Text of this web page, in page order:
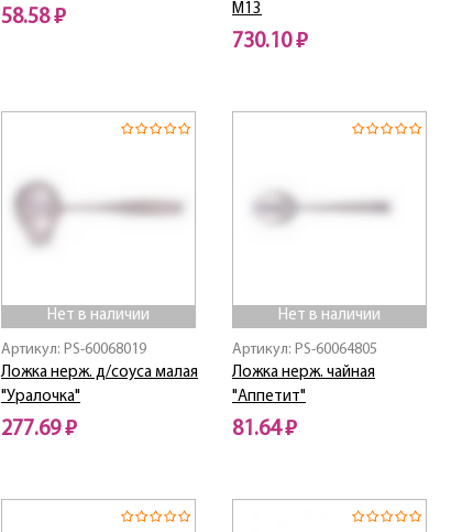
58.58 ₽
М13
730.10 ₽
Нет в наличии
Артикул: PS-60068019
Ложка нерж. д/соуса малая
"Уралочка"
277.69 ₽
Нет в наличии
Артикул: PS-60064805
Ложка нерж. чайная
"Аппетит"
81.64 ₽